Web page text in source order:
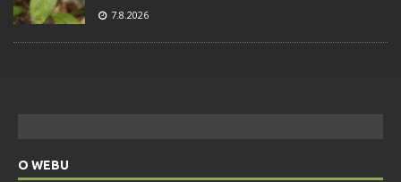
7.8.2026
O WEBU